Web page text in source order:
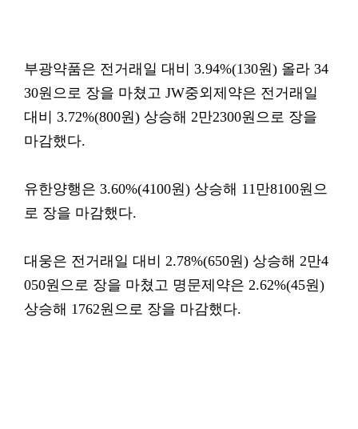
부광약품은 전거래일 대비 3.94%(130원) 올라 34
30원으로 장을 마쳤고 JW중외제약은 전거래일
대비 3.72%(800원) 상승해 2만2300원으로 장을
마감했다.
유한양행은 3.60%(4100원) 상승해 11만8100원으
로 장을 마감했다.
대웅은 전거래일 대비 2.78%(650원) 상승해 2만4
050원으로 장을 마쳤고 명문제약은 2.62%(45원)
상승해 1762원으로 장을 마감했다.